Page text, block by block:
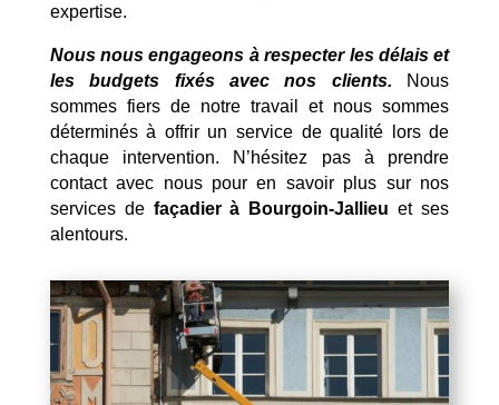
expertise.
Nous nous engageons à respecter les délais et
les budgets fixés avec nos clients. Nous
sommes fiers de notre travail et nous sommes
déterminés à offrir un service de qualité lors de
chaque intervention. N’hésitez pas à prendre
contact avec nous pour en savoir plus sur nos
services de façadier à Bourgoin-Jallieu et ses
alentours.